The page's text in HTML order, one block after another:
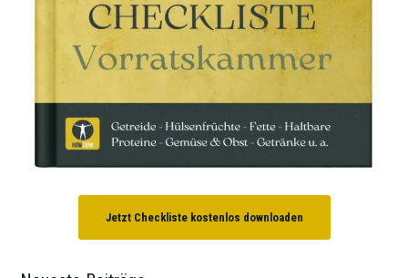
Jetzt Checkliste kostenlos downloaden